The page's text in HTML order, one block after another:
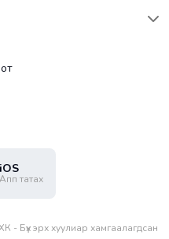
iOS
Апп татах
Бүх эрх хуулиар хамгаалагдсан